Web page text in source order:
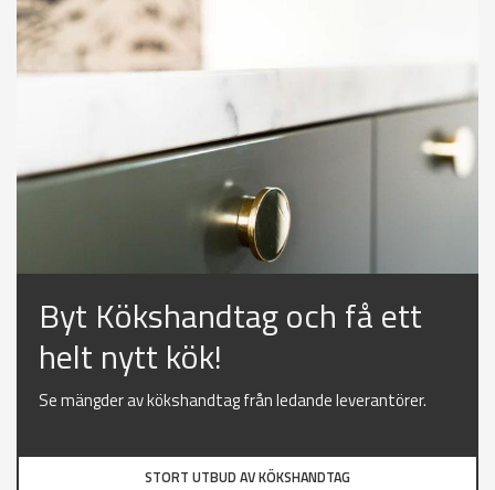
Byt Kökshandtag och få ett
helt nytt kök!
Se mängder av kökshandtag från ledande leverantörer.
STORT UTBUD AV KÖKSHANDTAG